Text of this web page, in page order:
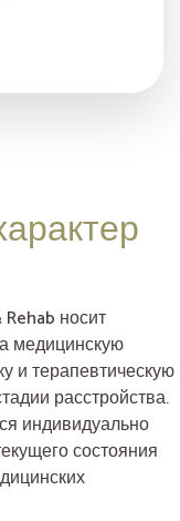
носит
медицинскую
и терапевтическую
расстройства.
индивидуально
состояния